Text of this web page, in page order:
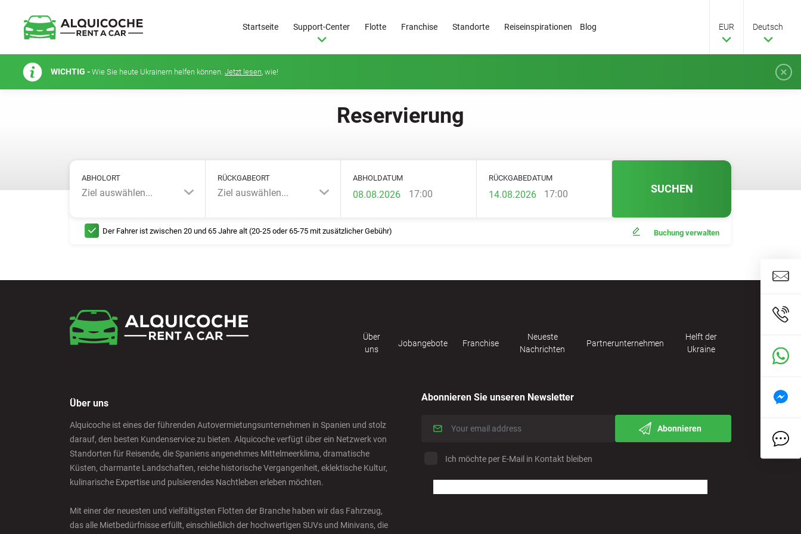
Startseite Support-Center Flotte Franchise Standorte Reiseinspirationen Blog EUR Deutsch
WICHTIG - Wie Sie heute Ukrainern helfen können. Jetzt lesen, wie!
Reservierung
ABHOLORT
Ziel auswählen...
RÜCKGABEORT
Ziel auswählen...
ABHOLDATUM
17:00
RÜCKGABEDATUM
17:00 SUCHEN
Der Fahrer ist zwischen 20 und 65 Jahre alt (20-25 oder 65-75 mit zusätzlicher Gebühr) Buchung verwalten
Über
uns
Jobangebote Franchise
Neueste
Nachrichten
Partnerunternehmen
Helft der
Ukraine
Über uns
Alquicoche ist eines der führenden Autovermietungsunternehmen in Spanien und stolz
darauf, den besten Kundenservice zu bieten. Alquicoche verfügt über ein Netzwerk von
Standorten für Reisende, die Spaniens angenehmes Mittelmeerklima, dramatische
Küsten, charmante Landschaften, reiche historische Vergangenheit, eklektische Kultur,
kulinarische Expertise und pulsierendes Nachtleben erleben möchten.
Mit einer der neuesten und vielfältigsten Flotten der Branche haben wir das Fahrzeug,
das alle Mietbedürfnisse erfüllt, einschließlich der hochwertigen SUVs und Minivans, die
Abonnieren Sie unseren Newsletter
Abonnieren
Ich möchte per E-Mail in Kontakt bleiben